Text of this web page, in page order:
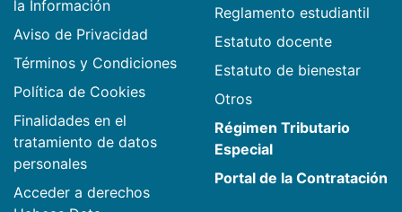
la Información
Aviso de Privacidad
Términos y Condiciones
Política de Cookies
Finalidades en el
tratamiento de datos
personales
Acceder a derechos
Reglamento estudiantil
Estatuto docente
Estatuto de bienestar
Otros
Régimen Tributario
Especial
Portal de la Contratación